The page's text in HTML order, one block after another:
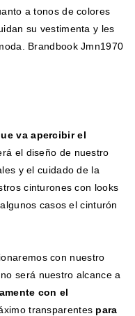
a tonos de colores
su vestimenta y les
Brandbook Jmn1970
va apercibir el
el diseño de nuestro
y el cuidado de la
cinturones con looks
casos el cinturón
con nuestro
será nuestro alcance a
con el
transparentes para